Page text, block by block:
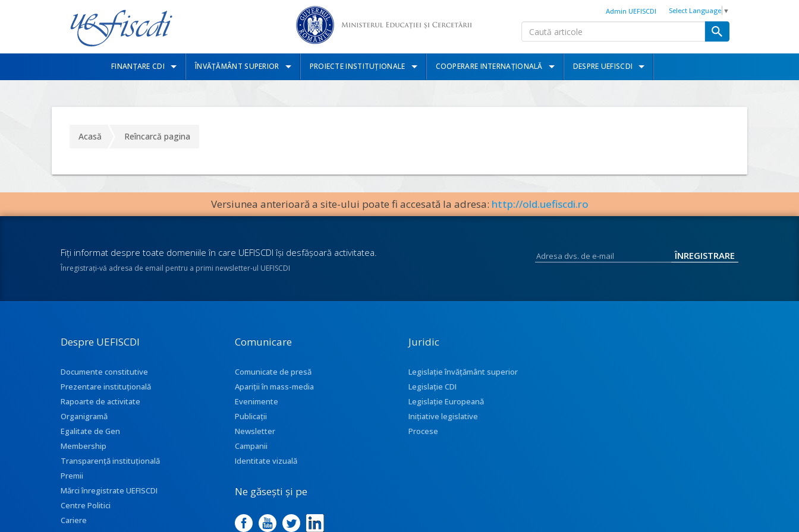
Select Language ▼
Admin UEFISCDI
FINANȚARE CDI ÎNVĂȚĂMÂNT SUPERIOR PROIECTE INSTITUȚIONALE COOPERARE INTERNAȚIONALĂ DESPRE UEFISCDI
Acasă Reîncarcă pagina
Versiunea anterioară a site-ului poate fi accesată la adresa: http://old.uefiscdi.ro
Fiţi informat despre toate domeniile în care UEFISCDI îşi desfăşoară activitatea.
Înregistraţi-vă adresa de email pentru a primi newsletter-ul UEFISCDI
Despre UEFISCDI
Documente constitutive
Prezentare instituţională
Rapoarte de activitate
Organigramă
Egalitate de Gen
Membership
Transparenţă instituţională
Premii
Mărci înregistrate UEFISCDI
Centre Politici
Cariere
Comunicare
Comunicate de presă
Apariţii în mass-media
Evenimente
Publicații
Newsletter
Campanii
Identitate vizuală
Ne găsești și pe
Juridic
Legislație învățământ superior
Legislație CDI
Legislație Europeană
Inițiative legislative
Procese